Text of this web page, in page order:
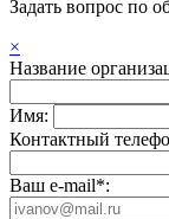
Задать вопрос по
×
Название
Имя:
Контактный
Ваш e-mail*: